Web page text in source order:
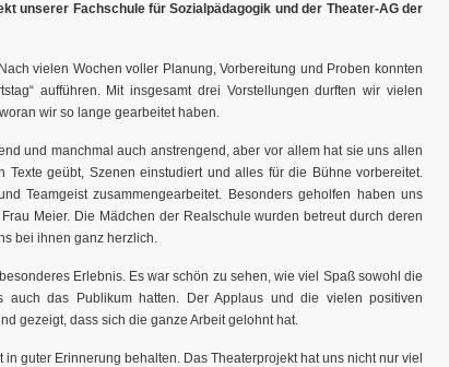
unserer Fachschule für Sozialpädagogik und der Theater-AG der
vielen Wochen voller Planung, Vorbereitung und Proben konnten
aufführen. Mit insgesamt drei Vorstellungen durften wir vielen
wir so lange gearbeitet haben.
und manchmal auch anstrengend, aber vor allem hat sie uns allen
Texte geübt, Szenen einstudiert und alles für die Bühne vorbereitet.
Teamgeist zusammengearbeitet. Besonders geholfen haben uns
Meier. Die Mädchen der Realschule wurden betreut durch deren
bei ihnen ganz herzlich.
Erlebnis. Es war schön zu sehen, wie viel Spaß sowohl die
auch das Publikum hatten. Der Applaus und die vielen positiven
gezeigt, dass sich die ganze Arbeit gelohnt hat.
guter Erinnerung behalten. Das Theaterprojekt hat uns nicht nur viel